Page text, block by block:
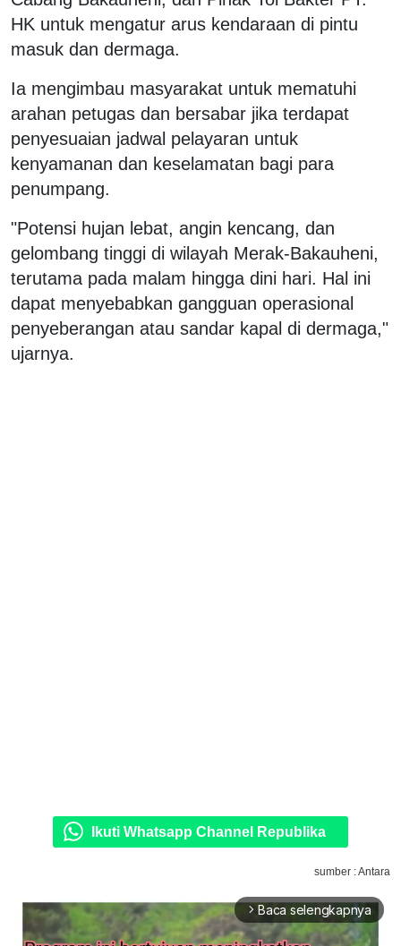
HK untuk mengatur arus kendaraan di pintu
masuk dan dermaga.
Ia mengimbau masyarakat untuk mematuhi
arahan petugas dan bersabar jika terdapat
penyesuaian jadwal pelayaran untuk
kenyamanan dan keselamatan bagi para
penumpang.
"Potensi hujan lebat, angin kencang, dan
gelombang tinggi di wilayah Merak-Bakauheni,
terutama pada malam hingga dini hari. Hal ini
dapat menyebabkan gangguan operasional
penyeberangan atau sandar kapal di dermaga,"
ujarnya.
Ikuti Whatsapp Channel Republika
sumber : Antara
arrow_forward_ios Baca selengkapnya